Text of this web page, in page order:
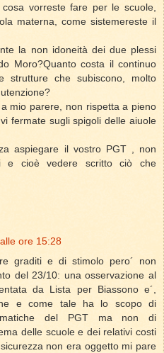
vorreste fare per le scuole,
materna, come sistemereste il
la non idoneità dei due plessi
Moro?Quanto costa il continuo
strutture che subiscono, molto
mio parere, non rispetta a pieno
fermate sugli spigoli delle aiuole
aspiegare il vostro PGT , non
e cioè vedere scritto ciò che
ore 15:28
graditi e di stimolo pero´ non
del 23/10: una osservazione al
da Lista per Biassono e´,
e come tale ha lo scopo di
del PGT ma non di
delle scuole e dei relativi costi
non era oggetto mi pare